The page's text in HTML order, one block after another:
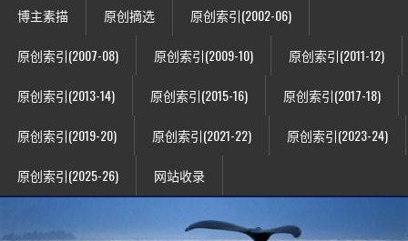
博主素描 原创摘选 原创索引(2002-06)
原创索引(2007-08) 原创索引(2009-10) 原创索引(2011-12)
原创索引(2013-14) 原创索引(2015-16) 原创索引(2017-18)
原创索引(2019-20) 原创索引(2021-22) 原创索引(2023-24)
原创索引(2025-26) 网站收录